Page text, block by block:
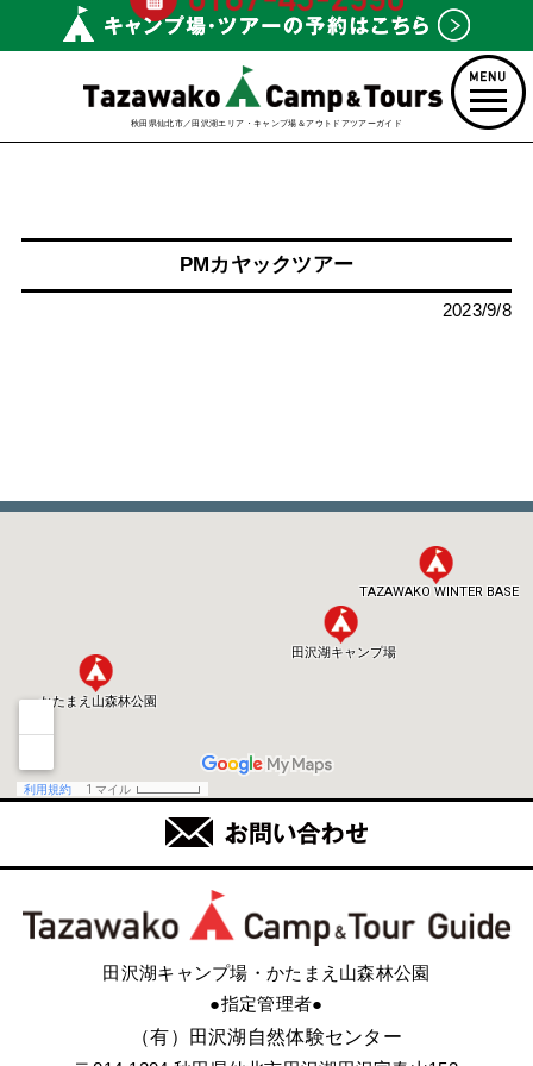
秋田県仙北市／田沢湖エリア・キャンプ場＆アウトドアツアーガイド
PMカヤックツアー
2023/9/8
田沢湖キャンプ場・かたまえ山森林公園
●指定管理者●
（有）田沢湖自然体験センター